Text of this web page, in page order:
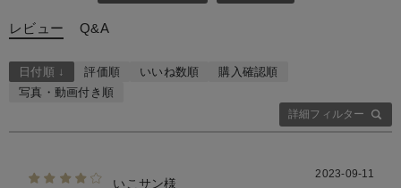
レビュー Q&A
詳細フィルター
日付順 ↓ 評価順 いいね数順
購入確認順
写真・動画付き順
いこサン様
2023-09-11